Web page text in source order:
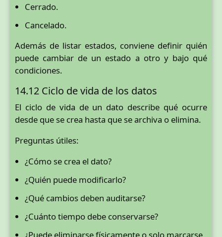
Cerrado.
Cancelado.
Además de listar estados, conviene definir quién
puede cambiar de un estado a otro y bajo qué
condiciones.
14.12 Ciclo de vida de los datos
El ciclo de vida de un dato describe qué ocurre
desde que se crea hasta que se archiva o elimina.
Preguntas útiles:
¿Cómo se crea el dato?
¿Quién puede modificarlo?
¿Qué cambios deben auditarse?
¿Cuánto tiempo debe conservarse?
¿Puede eliminarse físicamente o solo marcarse